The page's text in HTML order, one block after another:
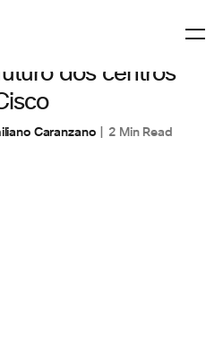
DO CLIENTE
dos centros
Caranzano 2 Min Read